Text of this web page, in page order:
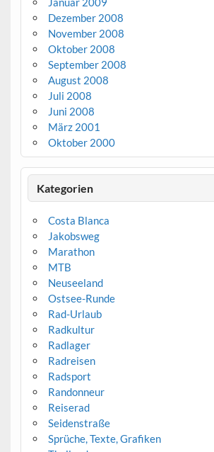
Dezember 2008
November 2008
Oktober 2008
September 2008
August 2008
Juli 2008
Juni 2008
März 2001
Oktober 2000
Kategorien
Costa Blanca
Jakobsweg
Marathon
MTB
Neuseeland
Ostsee-Runde
Rad-Urlaub
Radkultur
Radlager
Radreisen
Radsport
Randonneur
Reiserad
Seidenstraße
Sprüche, Texte, Grafiken